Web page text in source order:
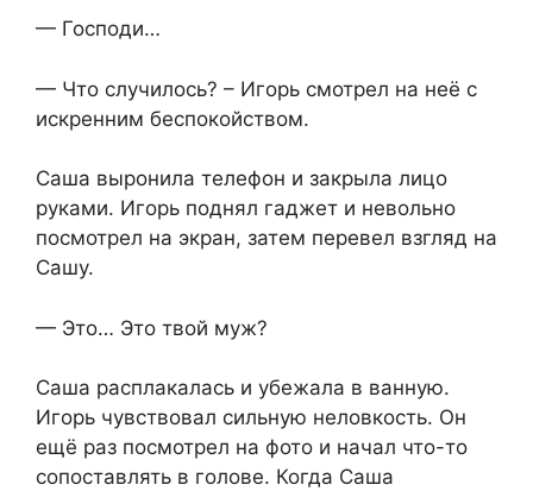
— Господи…
— Что случилось? – Игорь смотрел на неё с
искренним беспокойством.
Саша выронила телефон и закрыла лицо
руками. Игорь поднял гаджет и невольно
посмотрел на экран, затем перевел взгляд на
Сашу.
— Это… Это твой муж?
Саша расплакалась и убежала в ванную.
Игорь чувствовал сильную неловкость. Он
ещё раз посмотрел на фото и начал что-то
сопоставлять в голове. Когда Саша